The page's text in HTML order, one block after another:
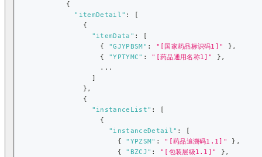
{
"itemDetail" :
{
"itemData" :
{
"GJYPBSM" : "[国家药品标识码1]" } ,
{
"YPTYMC" : "[药品通用名称1]" } ,
                    ...
} ,
{
"instanceList" :
{
"instanceDetail" :
{
"YPZSM" : "[药品追溯码1.1]" } ,
{
"BZCJ" : "[包装层级1.1]" } ,